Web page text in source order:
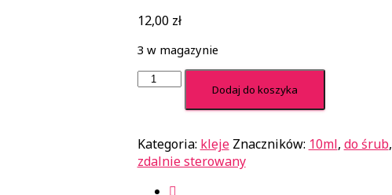
12,00 zł
3 w magazynie
ilość
do
śrub
Dodaj do koszyka
Kategoria: kleje Znaczników: 10ml, do śrub,
zdalnie sterowany